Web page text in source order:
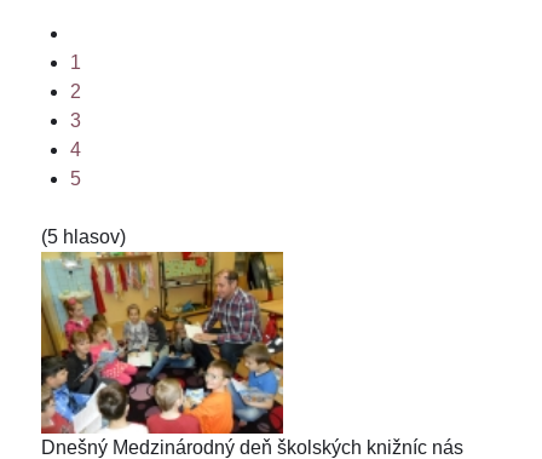
1
2
3
4
5
(5 hlasov)
Dnešný Medzinárodný deň školských knižníc nás